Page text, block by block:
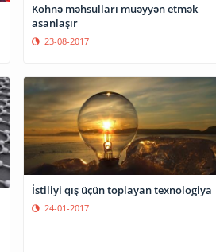
Köhnə məhsulları müəyyən etmək
asanlaşır
23-08-2017
İstiliyi qış üçün toplayan texnologiya
24-01-2017